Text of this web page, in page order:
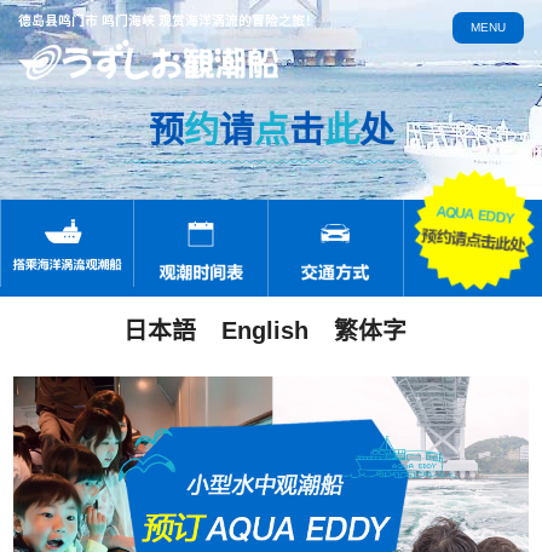
德岛县鸣门市 鸣门海峡 观赏海洋涡流的冒险之旅！
日本語 English 繁体字
MENU
预约请点击此处